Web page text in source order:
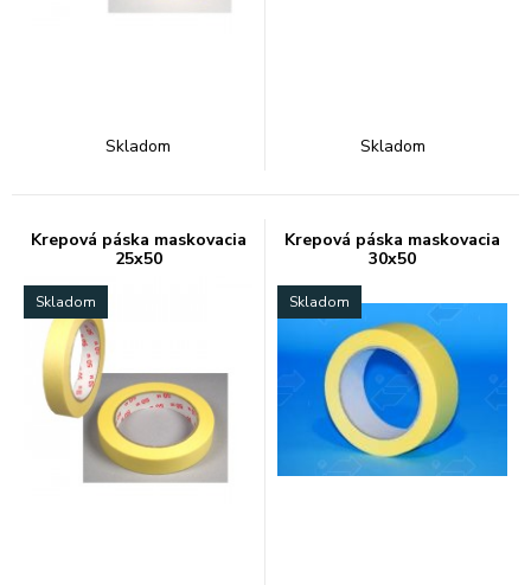
Skladom Skladom
Krepová páska maskovacia
25x50
Skladom
Krepová páska maskovacia
30x50
Skladom